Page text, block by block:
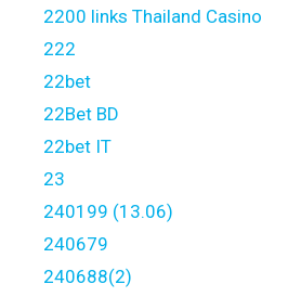
2200 links Thailand Casino
222
22bet
22Bet BD
22bet IT
23
240199 (13.06)
240679
240688(2)